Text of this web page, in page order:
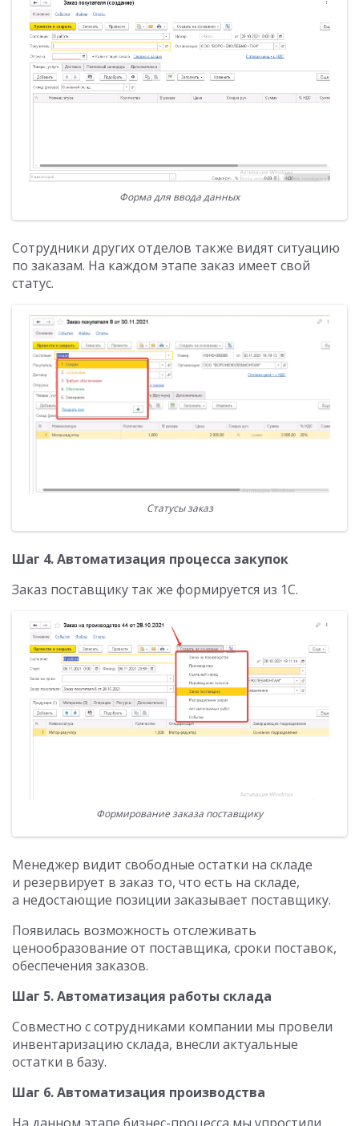
Форма для ввода данных
Сотрудники других отделов также видят ситуацию
по заказам. На каждом этапе заказ имеет свой
статус.
Статусы заказ
Шаг 4. Автоматизация процесса закупок
Заказ поставщику так же формируется из 1С.
Формирование заказа поставщику
Менеджер видит свободные остатки на складе
и резервирует в заказ то, что есть на складе,
а недостающие позиции заказывает поставщику.
Появилась возможность отслеживать
ценообразование от поставщика, сроки поставок,
обеспечения заказов.
Шаг 5. Автоматизация работы склада
Совместно с сотрудниками компании мы провели
инвентаризацию склада, внесли актуальные
остатки в базу.
Шаг 6. Автоматизация производства